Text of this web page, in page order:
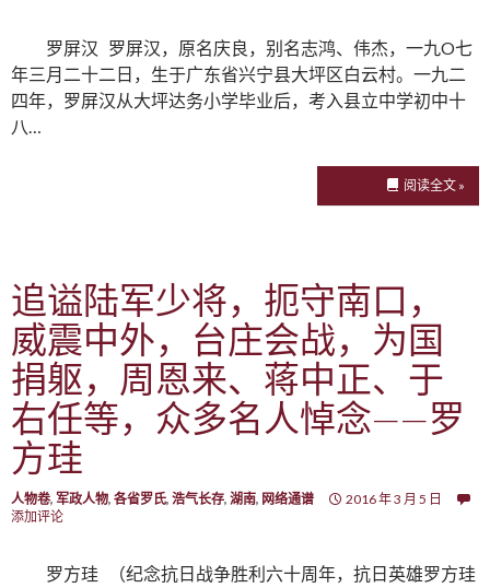
罗屏汉 罗屏汉，原名庆良，别名志鸿、伟杰，一九O七
年三月二十二日，生于广东省兴宁县大坪区白云村。一九二
四年，罗屏汉从大坪达务小学毕业后，考入县立中学初中十
八…
阅读全文 »
追谥陆军少将，扼守南口，
威震中外，台庄会战，为国
捐躯，周恩来、蒋中正、于
右任等，众多名人悼念——罗
方珪
人物卷, 军政人物, 各省罗氏, 浩气长存, 湖南, 网络通谱
2016 年 3 月 5 日
添加评论
罗方珪 （纪念抗日战争胜利六十周年，抗日英雄罗方珪